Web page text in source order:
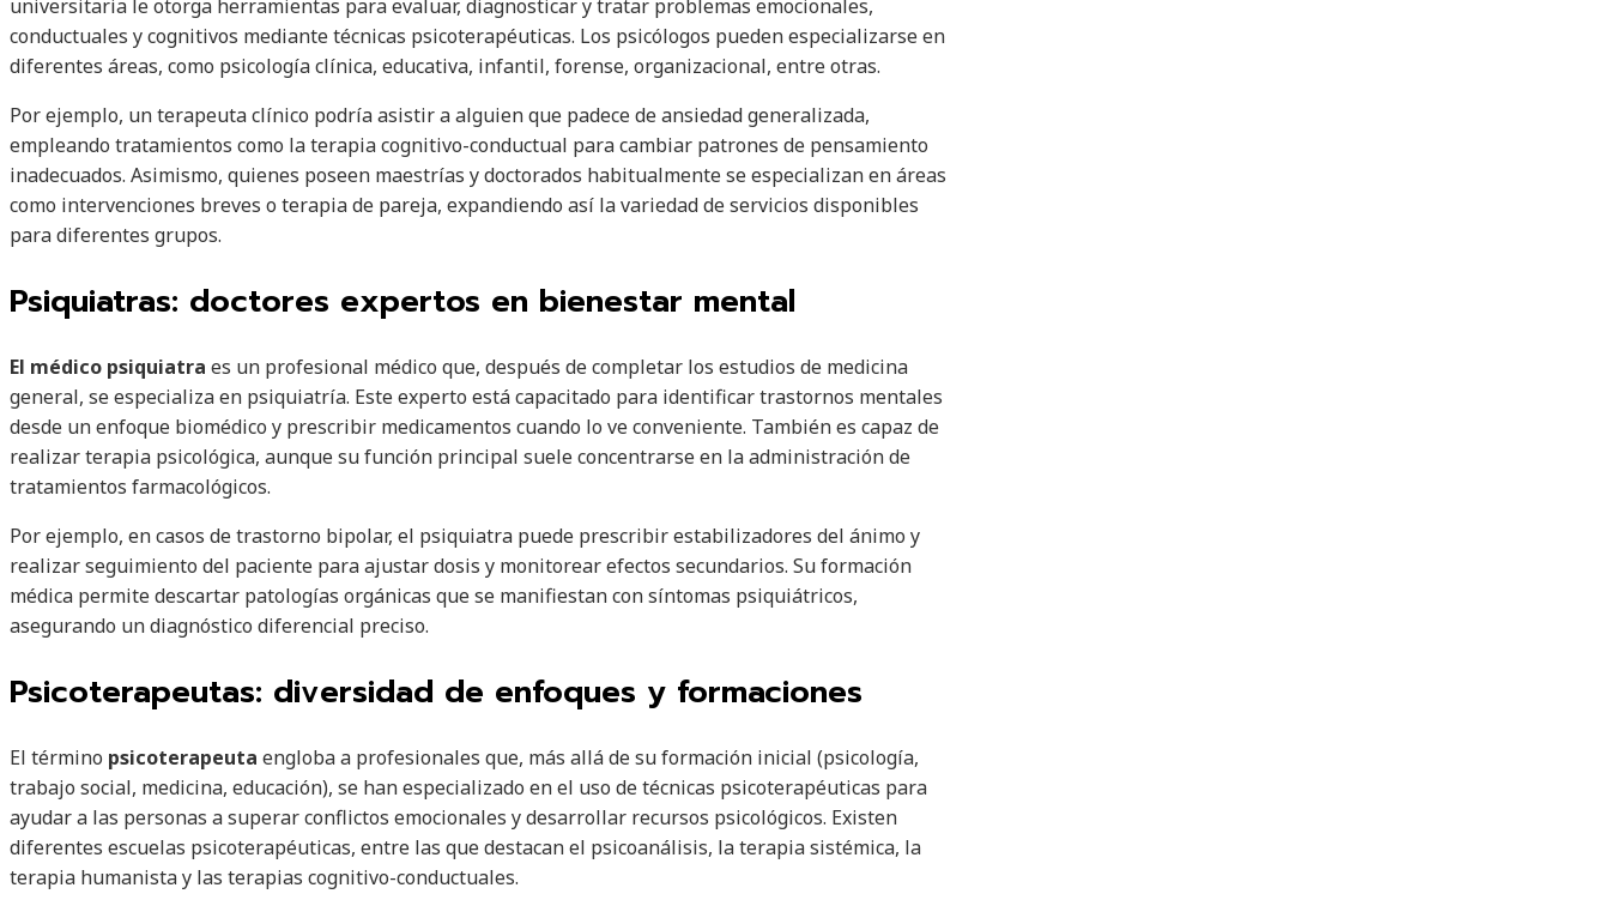
universitaria le otorga herramientas para evaluar, diagnosticar y tratar problemas emocionales,
conductuales y cognitivos mediante técnicas psicoterapéuticas. Los psicólogos pueden especializarse en
diferentes áreas, como psicología clínica, educativa, infantil, forense, organizacional, entre otras.
Por ejemplo, un terapeuta clínico podría asistir a alguien que padece de ansiedad generalizada,
empleando tratamientos como la terapia cognitivo-conductual para cambiar patrones de pensamiento
inadecuados. Asimismo, quienes poseen maestrías y doctorados habitualmente se especializan en áreas
como intervenciones breves o terapia de pareja, expandiendo así la variedad de servicios disponibles
para diferentes grupos.
Psiquiatras: doctores expertos en bienestar mental
El médico psiquiatra es un profesional médico que, después de completar los estudios de medicina
general, se especializa en psiquiatría. Este experto está capacitado para identificar trastornos mentales
desde un enfoque biomédico y prescribir medicamentos cuando lo ve conveniente. También es capaz de
realizar terapia psicológica, aunque su función principal suele concentrarse en la administración de
tratamientos farmacológicos.
Por ejemplo, en casos de trastorno bipolar, el psiquiatra puede prescribir estabilizadores del ánimo y
realizar seguimiento del paciente para ajustar dosis y monitorear efectos secundarios. Su formación
médica permite descartar patologías orgánicas que se manifiestan con síntomas psiquiátricos,
asegurando un diagnóstico diferencial preciso.
Psicoterapeutas: diversidad de enfoques y formaciones
El término psicoterapeuta engloba a profesionales que, más allá de su formación inicial (psicología,
trabajo social, medicina, educación), se han especializado en el uso de técnicas psicoterapéuticas para
ayudar a las personas a superar conflictos emocionales y desarrollar recursos psicológicos. Existen
diferentes escuelas psicoterapéuticas, entre las que destacan el psicoanálisis, la terapia sistémica, la
terapia humanista y las terapias cognitivo-conductuales.